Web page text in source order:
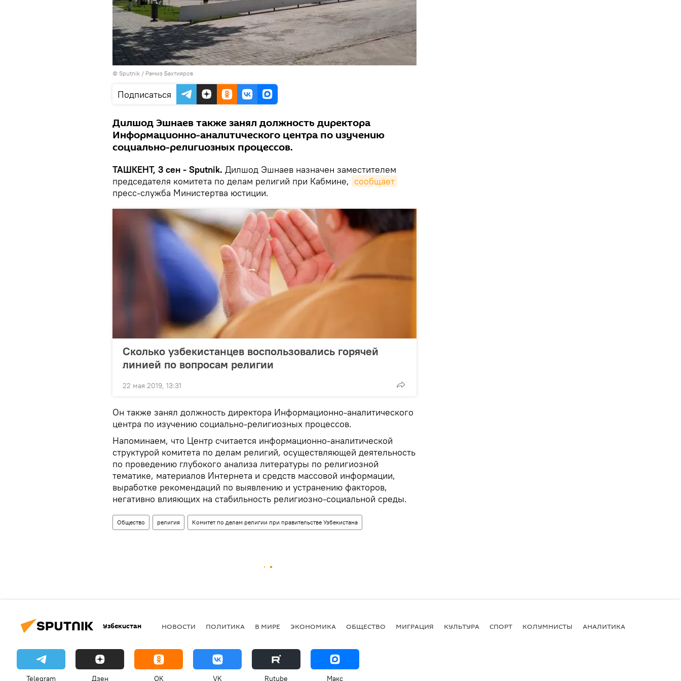
© Sputnik / Рамиз Бахтияров
Подписаться
Дилшод Эшнаев также занял должность директора
Информационно-аналитического центра по изучению
социально-религиозных процессов.
ТАШКЕНТ, 3 сен - Sputnik. Дилшод Эшнаев назначен заместителем
председателя комитета по делам религий при Кабмине, сообщает
пресс-служба Министертва юстиции.
Сколько узбекистанцев воспользовались горячей
линией по вопросам религии
22 мая 2019, 13:31
Он также занял должность директора Информационно-аналитического
центра по изучению социально-религиозных процессов.
Напоминаем, что Центр считается информационно-аналитической
структурой комитета по делам религий, осуществляющей деятельность
по проведению глубокого анализа литературы по религиозной
тематике, материалов Интернета и средств массовой информации,
выработке рекомендаций по выявлению и устранению факторов,
негативно влияющих на стабильность религиозно-социальной среды.
Общество религия Комитет по делам религии при правительстве Узбекистана
Узбекистан НОВОСТИ ПОЛИТИКА В МИРЕ ЭКОНОМИКА ОБЩЕСТВО МИГРАЦИЯ КУЛЬТУРА СПОРТ КОЛУМНИСТЫ АНАЛИТИКА
Telegram Дзен OK VK Rutube Макс